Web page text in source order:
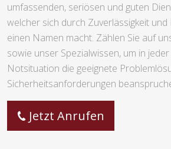
umfassenden, seriösen und guten
welcher sich durch Zuverlässigkeit
einen Namen macht. Zählen Sie auf
sowie unser Spezialwissen, um in
Notsituation die geeignete
Sicherheitsanforderungen
Jetzt Anrufen